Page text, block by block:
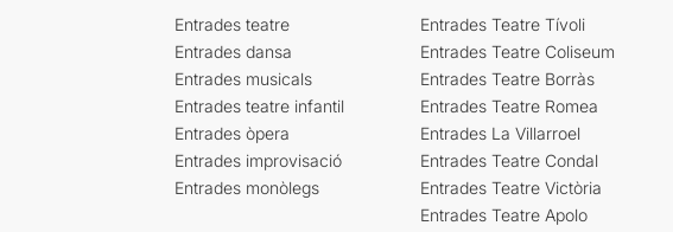
Entrades teatre
Entrades dansa
Entrades musicals
Entrades teatre infantil
Entrades òpera
Entrades improvisació
Entrades monòlegs
Entrades Teatre Tívoli
Entrades Teatre Coliseum
Entrades Teatre Borràs
Entrades Teatre Romea
Entrades La Villarroel
Entrades Teatre Condal
Entrades Teatre Victòria
Entrades Teatre Apolo